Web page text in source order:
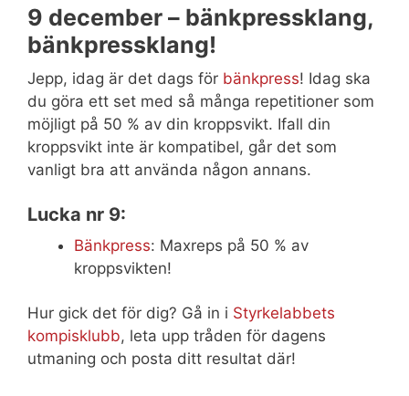
9 december – bänkpressklang,
bänkpressklang!
Jepp, idag är det dags för bänkpress! Idag ska
du göra ett set med så många repetitioner som
möjligt på 50 % av din kroppsvikt. Ifall din
kroppsvikt inte är kompatibel, går det som
vanligt bra att använda någon annans.
Lucka nr 9:
Bänkpress: Maxreps på 50 % av
kroppsvikten!
Hur gick det för dig? Gå in i Styrkelabbets
kompisklubb, leta upp tråden för dagens
utmaning och posta ditt resultat där!